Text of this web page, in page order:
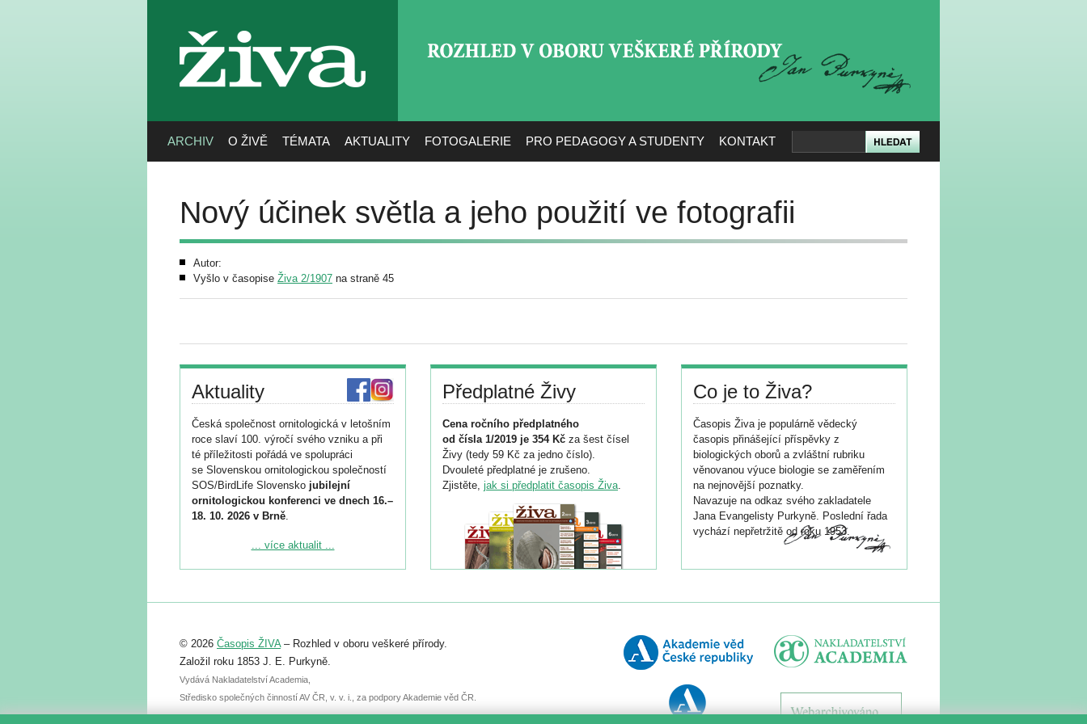
živa
ARCHIV O ŽIVĚ TÉMATA AKTUALITY FOTOGALERIE PRO PEDAGOGY A STUDENTY KONTAKT
Nový účinek světla a jeho použití ve fotografii
Autor:
Vyšlo v časopise Živa 2/1907 na straně 45
Aktuality
Česká společnost ornitologická v letošním
roce slaví 100. výročí svého vzniku a při
té příležitosti pořádá ve spolupráci
se Slovenskou ornitologickou společností
SOS/BirdLife Slovensko jubilejní
ornitologickou konferenci ve dnech 16.–
18. 10. 2026 v Brně.
Podrobnější informace ke konferenci
Registrovat se můžete do 6. září.
abstraktu přihlášené přednášky nebo
posteru je už 30. června.
... více aktualit ...
Předplatné Živy
Cena ročního předplatného
od čísla 1/2019 je 354 Kč za šest čísel
Živy (tedy 59 Kč za jedno číslo).
Dvouleté předplatné je zrušeno.
Zjistěte, jak si předplatit časopis Živa.
Co je to Živa?
Časopis Živa je populárně vědecký
časopis přinášející příspěvky z
biologických oborů a zvláštní rubriku
věnovanou výuce biologie se zaměřením
na nejnovější poznatky.
Navazuje na odkaz svého zakladatele
Jana Evangelisty Purkyně. Poslední řada
vychází nepřetržitě od roku 1953.
© 2026 Časopis ŽIVA– Rozhled v oboru veškeré přírody.
Založil roku 1853 J. E. Purkyně.
Vydává Nakladatelství Academia,
Středisko společných činností AV ČR, v. v. i., za podpory Akademie věd ČR.